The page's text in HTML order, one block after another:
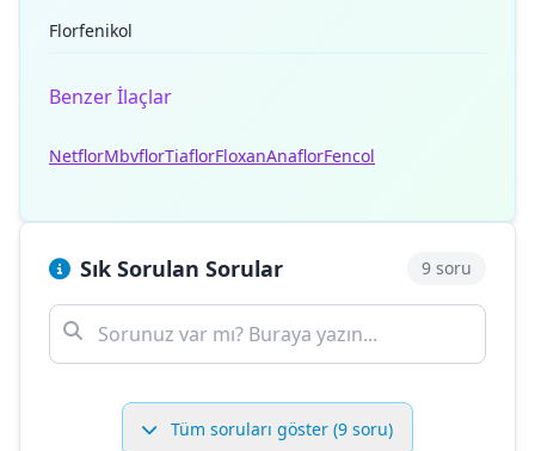
Florfenikol
Benzer İlaçlar
NetflorMbvflorTiaflorFloxanAnaflorFencol
Sık Sorulan Sorular 9 soru
Tüm soruları göster (9 soru)